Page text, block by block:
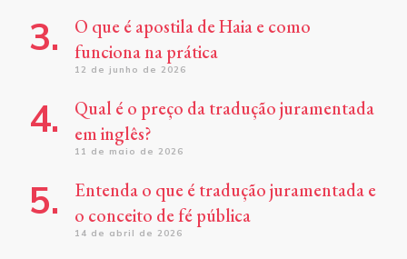
O que é apostila de Haia e como
funciona na prática
12 de junho de 2026
Qual é o preço da tradução juramentada
em inglês?
11 de maio de 2026
Entenda o que é tradução juramentada e
o conceito de fé pública
14 de abril de 2026